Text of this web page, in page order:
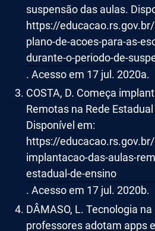
suspensão das aulas.
https://
plano-de-acoes-para-as-
durante-o-periodo-de-
. Acesso em 17 jul. 2020a.
COSTA, D. Começa
Remotas na Rede
Disponível em:
https://
implantacao-das-aulas-
estadual-de-ensino
. Acesso em 17 jul. 2020b.
DÂMASO, L. Tecnologia na
professores adotam apps